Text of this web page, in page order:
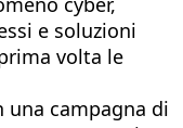
e soluzioni
volta le
una campagna di